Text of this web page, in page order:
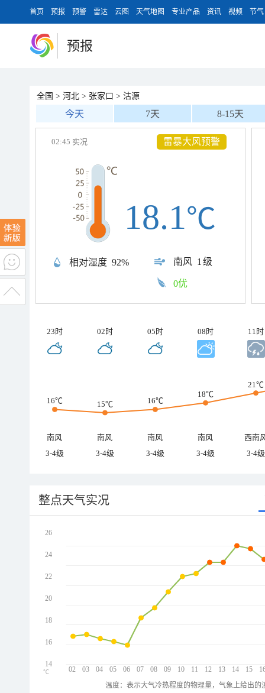
首页 预报 预警 雷达 云图 天气地图 专业产品 资讯 视频 节气
预报
全国 > 河北 > 张家口 > 沽源
今天 7天 8-15天
雷暴大风预警
02:45 实况
相对湿度 92% 南风 1级
18.1℃
0优
23时 02时 05时 08时 11时
16℃ 15℃ 16℃
18℃
21℃
南风 南风 南风 南风
西南
3-4级
3-4级 3-4级 3-4级 3-4级
整点天气实况
02 03 04 05 06 07 08 09 10 11 12 13 14 15
26
24
22
20
18
16
14
℃
温度：表示大气冷热程度的物理量，气象上给出